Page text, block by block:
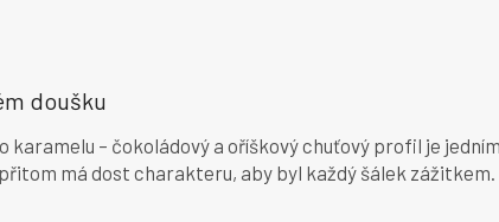
d
a
doušku
karamelu – čokoládový a oříškový chuťový profil je
má dost charakteru, aby byl každý šálek zážitkem.